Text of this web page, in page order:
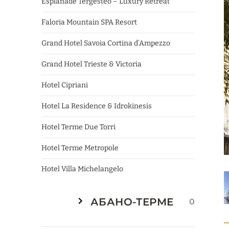
Faloria Mountain SPA Resort
Grand Hotel Savoia Cortina d’Ampezzo
Grand Hotel Trieste & Victoria
Hotel Cipriani
Hotel La Residence & Idrokinesis
Hotel Terme Due Torri
Hotel Terme Metropole
Hotel Villa Michelangelo
АБАНО-ТЕРМЕ 0